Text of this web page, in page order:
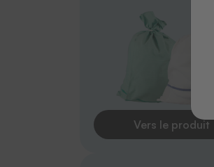
Vers le produit